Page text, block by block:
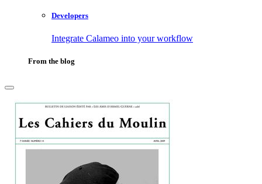
Developers
Integrate Calameo into your workflow
From the blog